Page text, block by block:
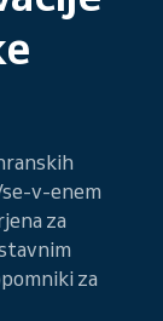
v-enem
za
za